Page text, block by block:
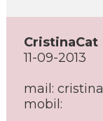
CristinaCat
11-09-2013
mail:
mobil: